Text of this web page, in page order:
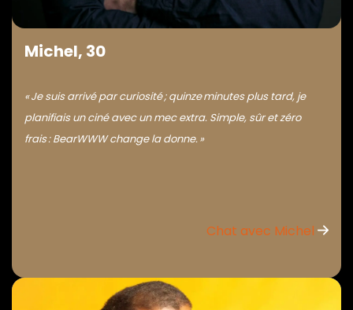
Michel, 30
« Je suis arrivé par curiosité ; quinze minutes plus tard, je
planifiais un ciné avec un mec extra. Simple, sûr et zéro
frais : BearWWW change la donne. »
Chat avec Michel